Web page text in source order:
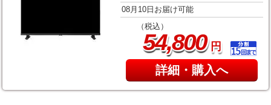
08月10日お届け可能
（税込）
54,800円
詳細・購入へ